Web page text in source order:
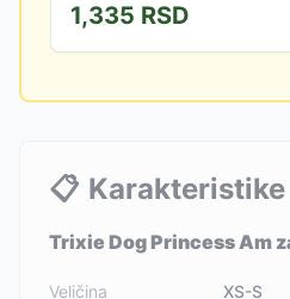
gutanje poslastica....
1,335 RSD
📋 Karakteristike
Trixie Dog Princess Am
Veličina XS-S